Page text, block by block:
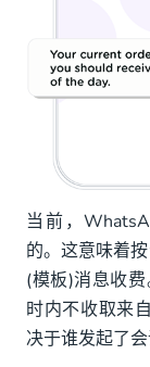
当前，
的。这意味着
(模板)消息收
时内不收取来
决于谁发起了